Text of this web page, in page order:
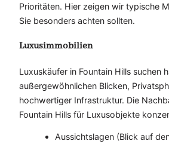
Prioritäten. Hier zeigen wir typische
Sie besonders achten sollten.
Luxusimmobilien
Luxuskäufer in Fountain Hills suchen
außergewöhnlichen Blicken,
hochwertiger Infrastruktur. Die
Fountain Hills für Luxusobjekte
Aussichtslagen (Blick auf